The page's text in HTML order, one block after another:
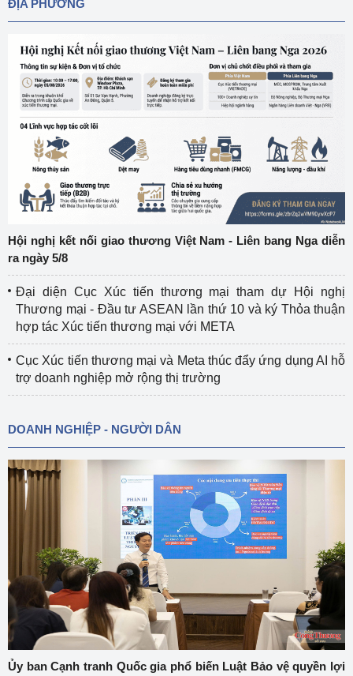
ĐỊA PHƯƠNG
Hội nghị kết nối giao thương Việt Nam - Liên bang Nga diễn
ra ngày 5/8
Đại diện Cục Xúc tiến thương mại tham dự Hội nghị
Thương mại - Đầu tư ASEAN lần thứ 10 và ký Thỏa thuận
hợp tác Xúc tiến thương mại với META
Cục Xúc tiến thương mại và Meta thúc đẩy ứng dụng AI hỗ
trợ doanh nghiệp mở rộng thị trường
DOANH NGHIỆP - NGƯỜI DÂN
Ủy ban Cạnh tranh Quốc gia phổ biến Luật Bảo vệ quyền lợi